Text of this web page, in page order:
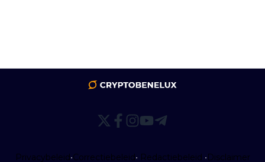
Privacybeleid•Correctiebeleid• Redactiebeleid •Disclaimer